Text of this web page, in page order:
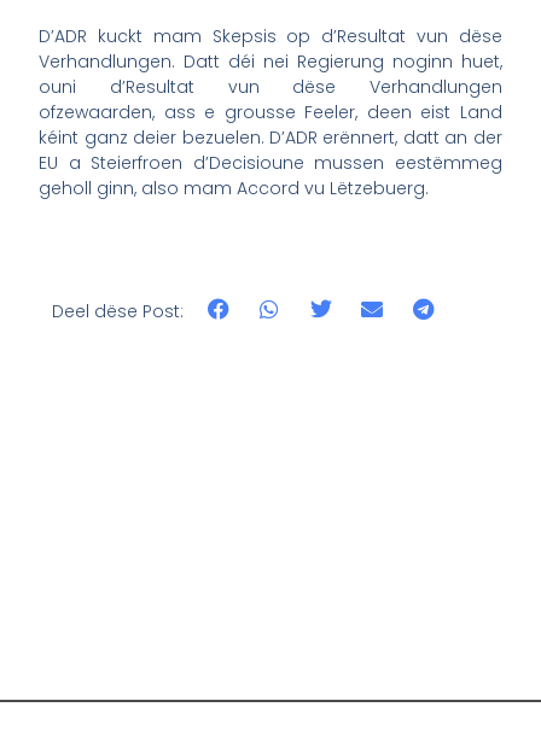
D’ADR kuckt mam Skepsis op d’Resultat vun dëse
Verhandlungen. Datt déi nei Regierung noginn huet,
ouni d’Resultat vun dëse Verhandlungen
ofzewaarden, ass e grousse Feeler, deen eist Land
kéint ganz deier bezuelen. D’ADR erënnert, datt an der
EU a Steierfroen d’Decisioune mussen eestëmmeg
geholl ginn, also mam Accord vu Lëtzebuerg.
Deel dëse Post: